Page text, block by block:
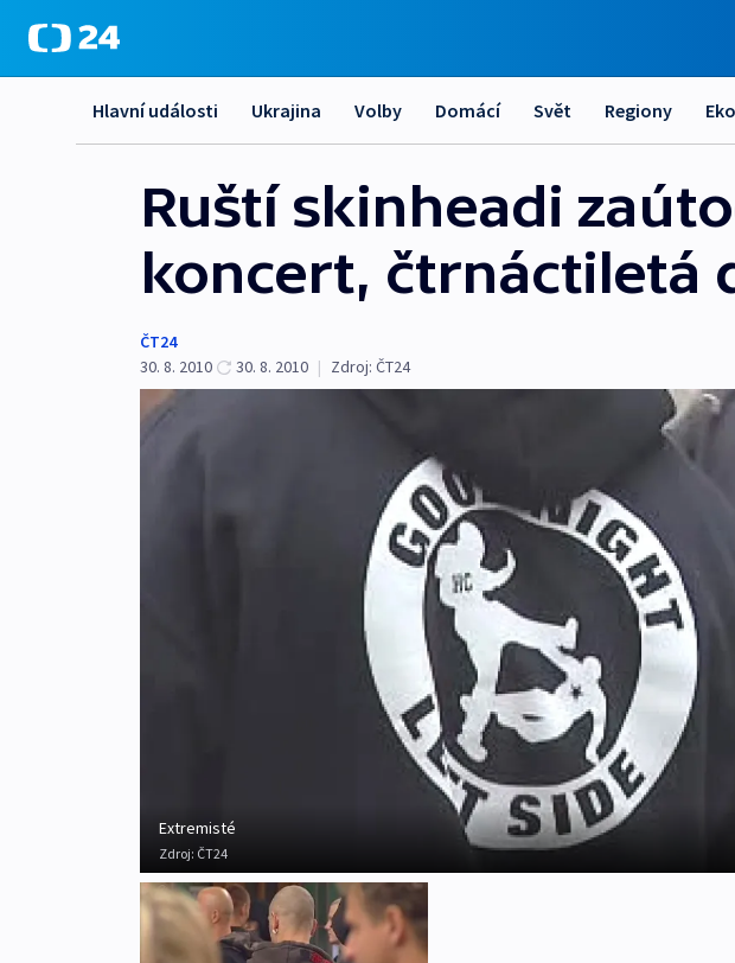
Hlavní události Ukrajina Volby Domácí Svět Regiony
Ruští skinheadi
koncert, čtrnáctiletá
ČT24
30. 8. 2010
30. 8. 2010 | Zdroj: ČT24
Extremisté
Zdroj: ČT24